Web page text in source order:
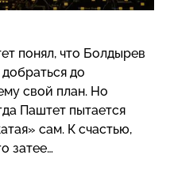
понял, что Болдырев
до
свой план. Но
Паштет пытается
сам. К счастью,
затее…